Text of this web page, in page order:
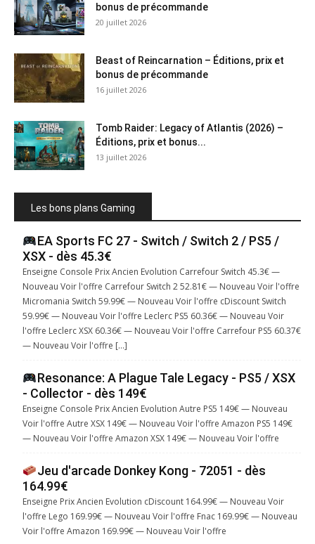
bonus de précommande
20 juillet 2026
Beast of Reincarnation – Éditions, prix et
bonus de précommande
16 juillet 2026
Tomb Raider: Legacy of Atlantis (2026) –
Éditions, prix et bonus...
13 juillet 2026
Les bons plans Gaming
EA Sports FC 27 - Switch / Switch 2 / PS5 /
XSX - dès 45.3€
Enseigne Console Prix Ancien Evolution Carrefour Switch 45.3€ —
Nouveau Voir l'offre Carrefour Switch 2 52.81€ — Nouveau Voir l'offre
Micromania Switch 59.99€ — Nouveau Voir l'offre cDiscount Switch
59.99€ — Nouveau Voir l'offre Leclerc PS5 60.36€ — Nouveau Voir
l'offre Leclerc XSX 60.36€ — Nouveau Voir l'offre Carrefour PS5 60.37€
— Nouveau Voir l'offre […]
Resonance: A Plague Tale Legacy - PS5 / XSX
- Collector - dès 149€
Enseigne Console Prix Ancien Evolution Autre PS5 149€ — Nouveau
Voir l'offre Autre XSX 149€ — Nouveau Voir l'offre Amazon PS5 149€
— Nouveau Voir l'offre Amazon XSX 149€ — Nouveau Voir l'offre
Jeu d'arcade Donkey Kong - 72051 - dès
164.99€
Enseigne Prix Ancien Evolution cDiscount 164.99€ — Nouveau Voir
l'offre Lego 169.99€ — Nouveau Voir l'offre Fnac 169.99€ — Nouveau
Voir l'offre Amazon 169.99€ — Nouveau Voir l'offre